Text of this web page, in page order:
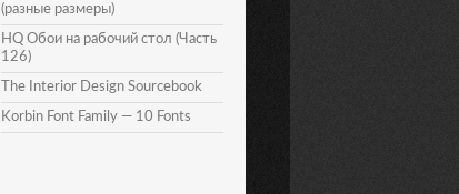
(разные размеры)
HQ Обои на рабочий стол (Часть
126)
The Interior Design Sourcebook
Korbin Font Family — 10 Fonts